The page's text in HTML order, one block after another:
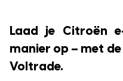
Laad je Citroën
manier op – met
Voltrade.